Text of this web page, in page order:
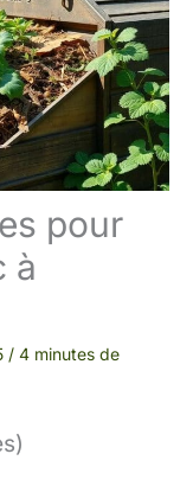
pour
à
/ 4 minutes de